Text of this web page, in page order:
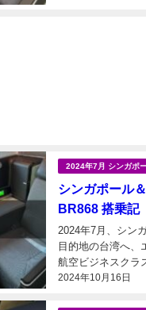
2024年7月 シンガポ
シンガポール
BR868 搭乗記
2024年10月16日
2024年7月、シン
目的地の台湾へ、エバー航